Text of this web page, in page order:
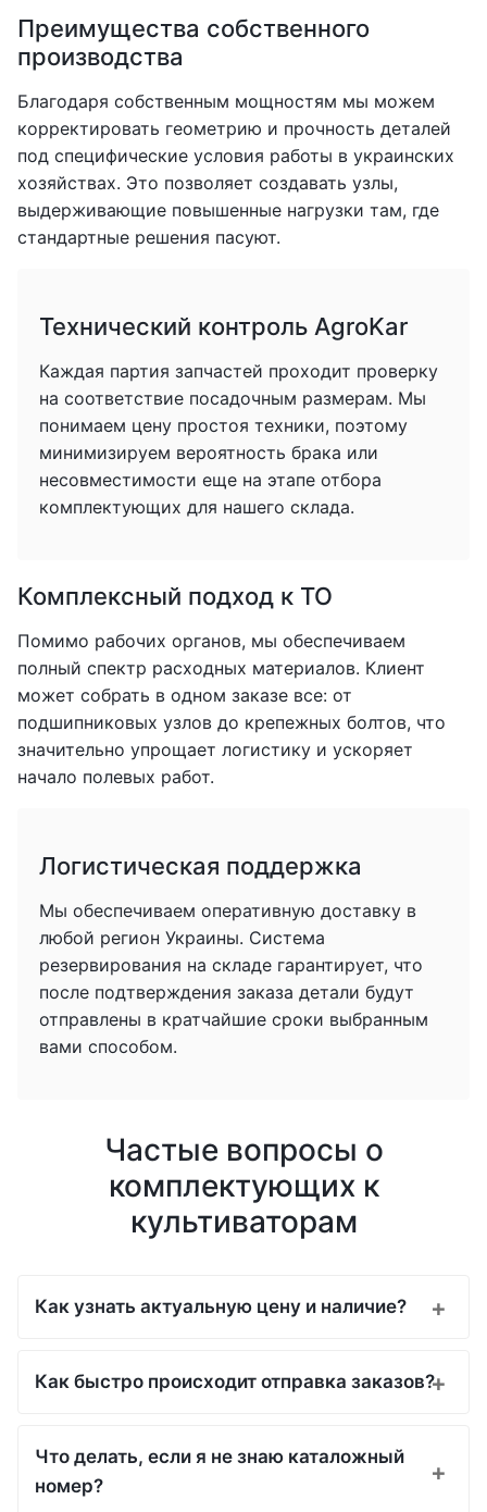
Преимущества собственного
производства
Благодаря собственным мощностям мы можем
корректировать геометрию и прочность деталей
под специфические условия работы в украинских
хозяйствах. Это позволяет создавать узлы,
выдерживающие повышенные нагрузки там, где
стандартные решения пасуют.
Технический контроль AgroKar
Каждая партия запчастей проходит проверку
на соответствие посадочным размерам. Мы
понимаем цену простоя техники, поэтому
минимизируем вероятность брака или
несовместимости еще на этапе отбора
комплектующих для нашего склада.
Комплексный подход к ТО
Помимо рабочих органов, мы обеспечиваем
полный спектр расходных материалов. Клиент
может собрать в одном заказе все: от
подшипниковых узлов до крепежных болтов, что
значительно упрощает логистику и ускоряет
начало полевых работ.
Логистическая поддержка
Мы обеспечиваем оперативную доставку в
любой регион Украины. Система
резервирования на складе гарантирует, что
после подтверждения заказа детали будут
отправлены в кратчайшие сроки выбранным
вами способом.
Частые вопросы о
комплектующих к
культиваторам
Как узнать актуальную цену и наличие?
Как быстро происходит отправка заказов?
Что делать, если я не знаю каталожный
номер?